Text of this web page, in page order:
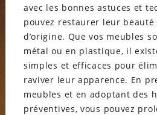
avec les bonnes astuces et
pouvez restaurer leur
d’origine. Que vos meubles
métal ou en plastique, il
simples et efficaces pour
raviver leur apparence. En
meubles et en adoptant des
préventives, vous pouvez